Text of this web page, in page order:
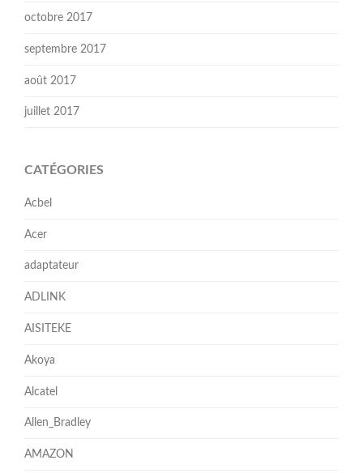
octobre 2017
septembre 2017
août 2017
juillet 2017
CATÉGORIES
Acbel
Acer
adaptateur
ADLINK
AISITEKE
Akoya
Alcatel
Allen_Bradley
AMAZON